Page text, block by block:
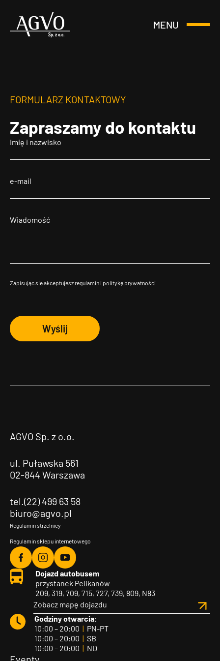
Header
MENU
Otwórz
FORMULARZ KONTAKTOWY
Zapraszamy do kontaktu
Zapisując się akceptujesz regulamin i politykę prywatności
Wyślij
AGVO Sp. z o.o.
ul. Puławska 561
02-844 Warszawa
tel.(22) 499 63 58
biuro@agvo.pl
Regulamin strzelnicy
Regulamin sklepu internetowego
Agvo
Facebook
Agvo
Instagram
Agvo
YouTube
Dojazd autobusem
przystanek Pelikanów
209, 319, 709, 715, 727, 739, 809, N83
Zobacz mapę dojazdu
Godziny otwarcia:
10:00 – 20:00 | PN-PT
10:00 – 20:00 | SB
10:00 – 20:00 | ND